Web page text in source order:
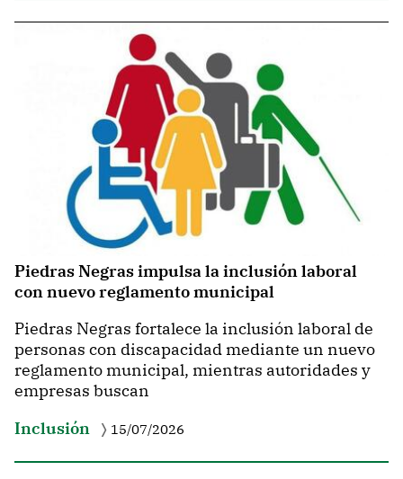
Piedras Negras impulsa la inclusión laboral
con nuevo reglamento municipal
Piedras Negras fortalece la inclusión laboral de
personas con discapacidad mediante un nuevo
reglamento municipal, mientras autoridades y
empresas buscan
Inclusión
15/07/2026